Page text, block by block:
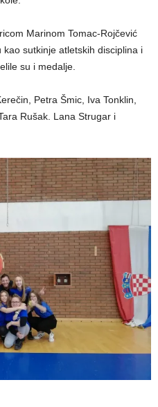
Marinom Tomac-Rojčević
sutkinje atletskih disciplina i
su i medalje.
Petra Šmic, Iva Tonklin,
Rušak. Lana Strugar i